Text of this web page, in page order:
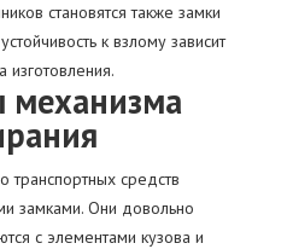
становятся также замки
к взлому зависит
изготовления.
механизма
средств
замками. Они довольно
с элементами кузова и